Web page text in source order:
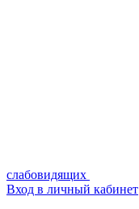
слабовидящих
Вход в личный кабинет